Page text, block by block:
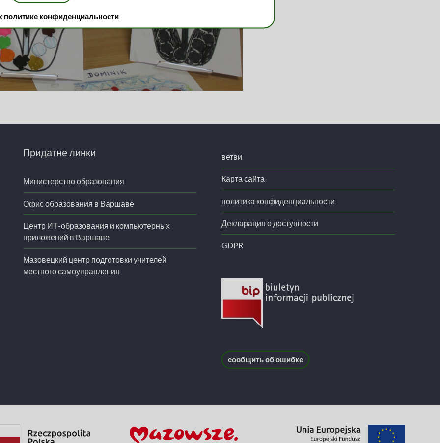
Придатне линки
Министерство образования
Офис образования в Варшаве
Центр ИТ-образования и компьютерных
приложений в Варшаве
Мазовецкий центр подготовки учителей
местного самоуправления
ветви
Карта сайта
политика конфиденциальности
Декларация о доступности
GDPR
сообщить об ошибке
политике конфиденциальности